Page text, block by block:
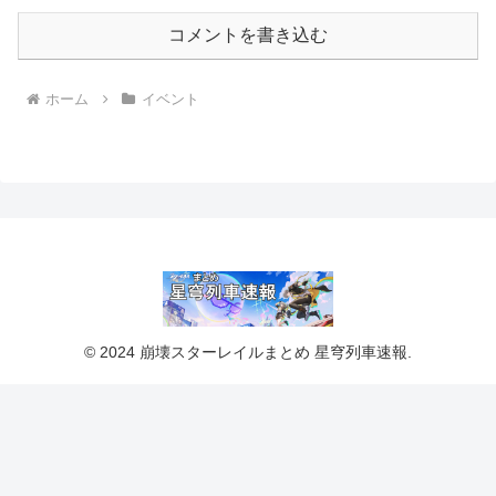
コメントを書き込む
ホーム イベント
© 2024 崩壊スターレイルまとめ 星穹列車速報.